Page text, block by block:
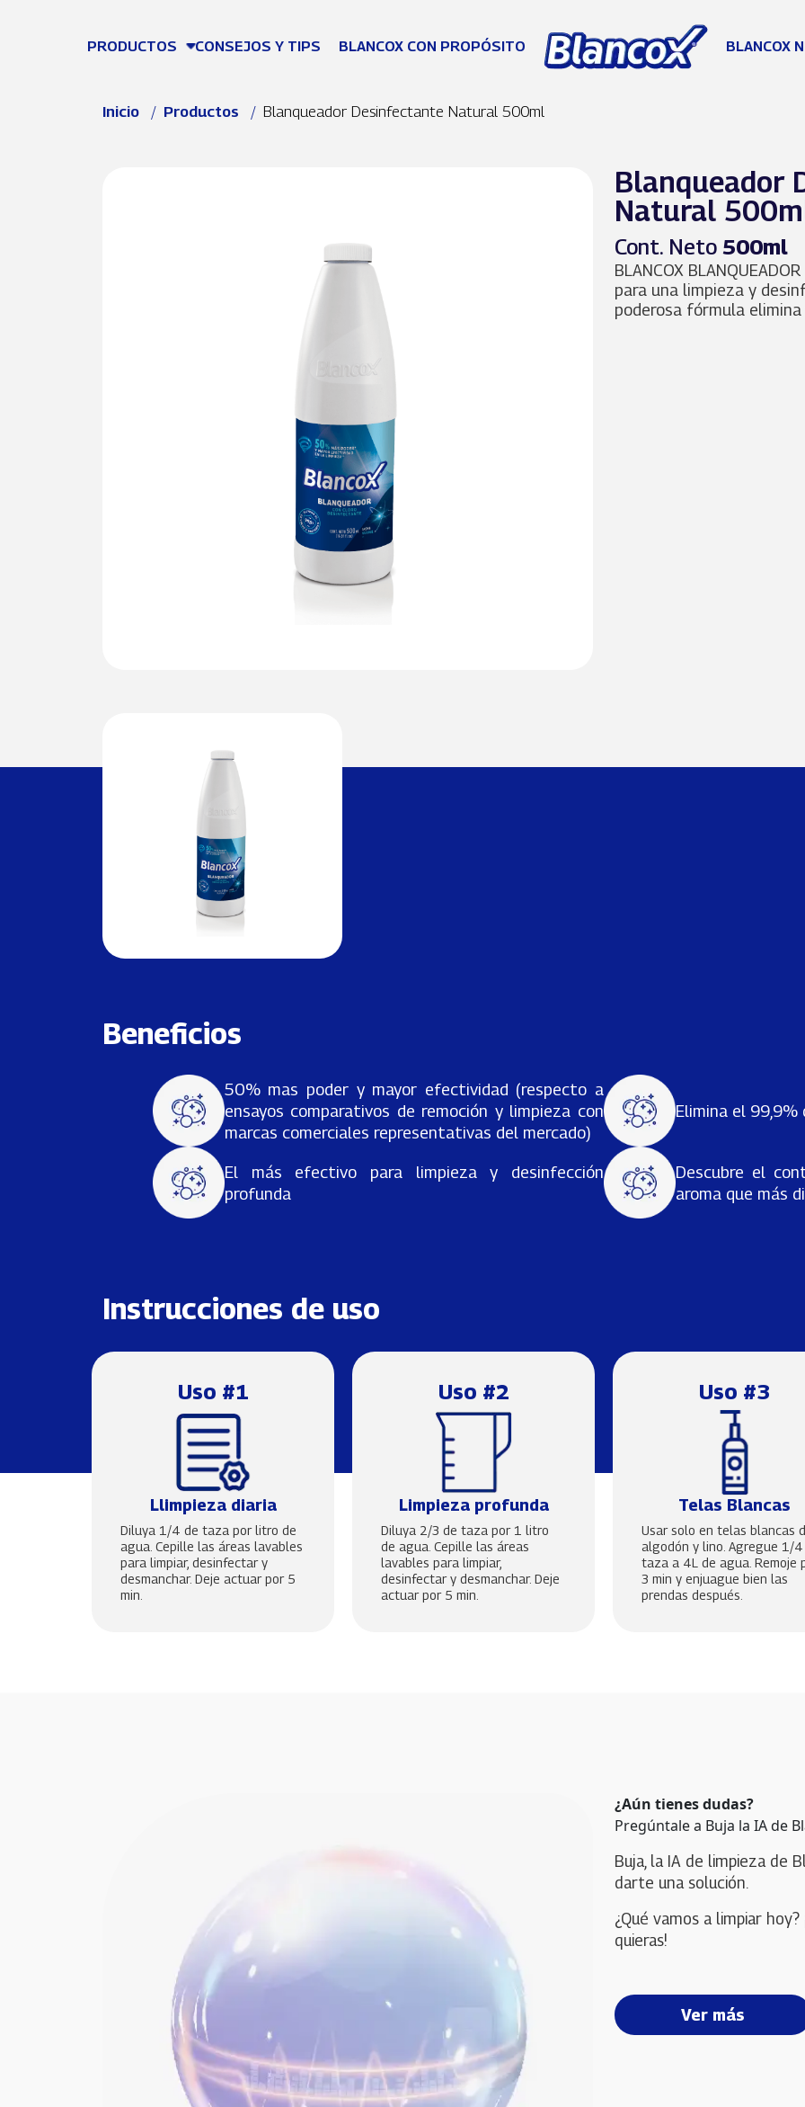
PRODUCTOS CONSEJOS Y TIPS BLANCOX CON PROPÓSITO BLANCOX
Ruta de navegación
Inicio Productos Blanqueador Desinfectante Natural 500ml
Blanqueador
Natural
Cont. Neto 500ml
BLANCOX
para una limpieza y
poderosa fórmula
Beneficios
50% mas poder y mayor efectividad (respecto a
ensayos comparativos de remoción y limpieza con
marcas comerciales representativas del mercado)
Elimina el 99,9%
El más efectivo para limpieza y desinfección
profunda
Descubre el
aroma que más
Instrucciones de uso
Uso #1
Llimpieza diaria
Diluya 1/4 de taza por litro de
agua. Cepille las áreas lavables
para limpiar, desinfectar y
desmanchar. Deje actuar por 5
min.
Uso #2
Limpieza profunda
Diluya 2/3 de taza por 1 litro
de agua. Cepille las áreas
lavables para limpiar,
desinfectar y desmanchar. Deje
actuar por 5 min.
Uso #3
Telas Blancas
Usar solo en telas blancas
algodón y lino. Agregue 1/4
taza a 4L de agua. Remoje
3 min y enjuague bien las
prendas después.
¿Aún tienes dudas?
Pregúntale a Buja la IA de
Buja, la IA de limpieza de
darte una solución.
¿Qué vamos a limpiar
quieras!
Ver más